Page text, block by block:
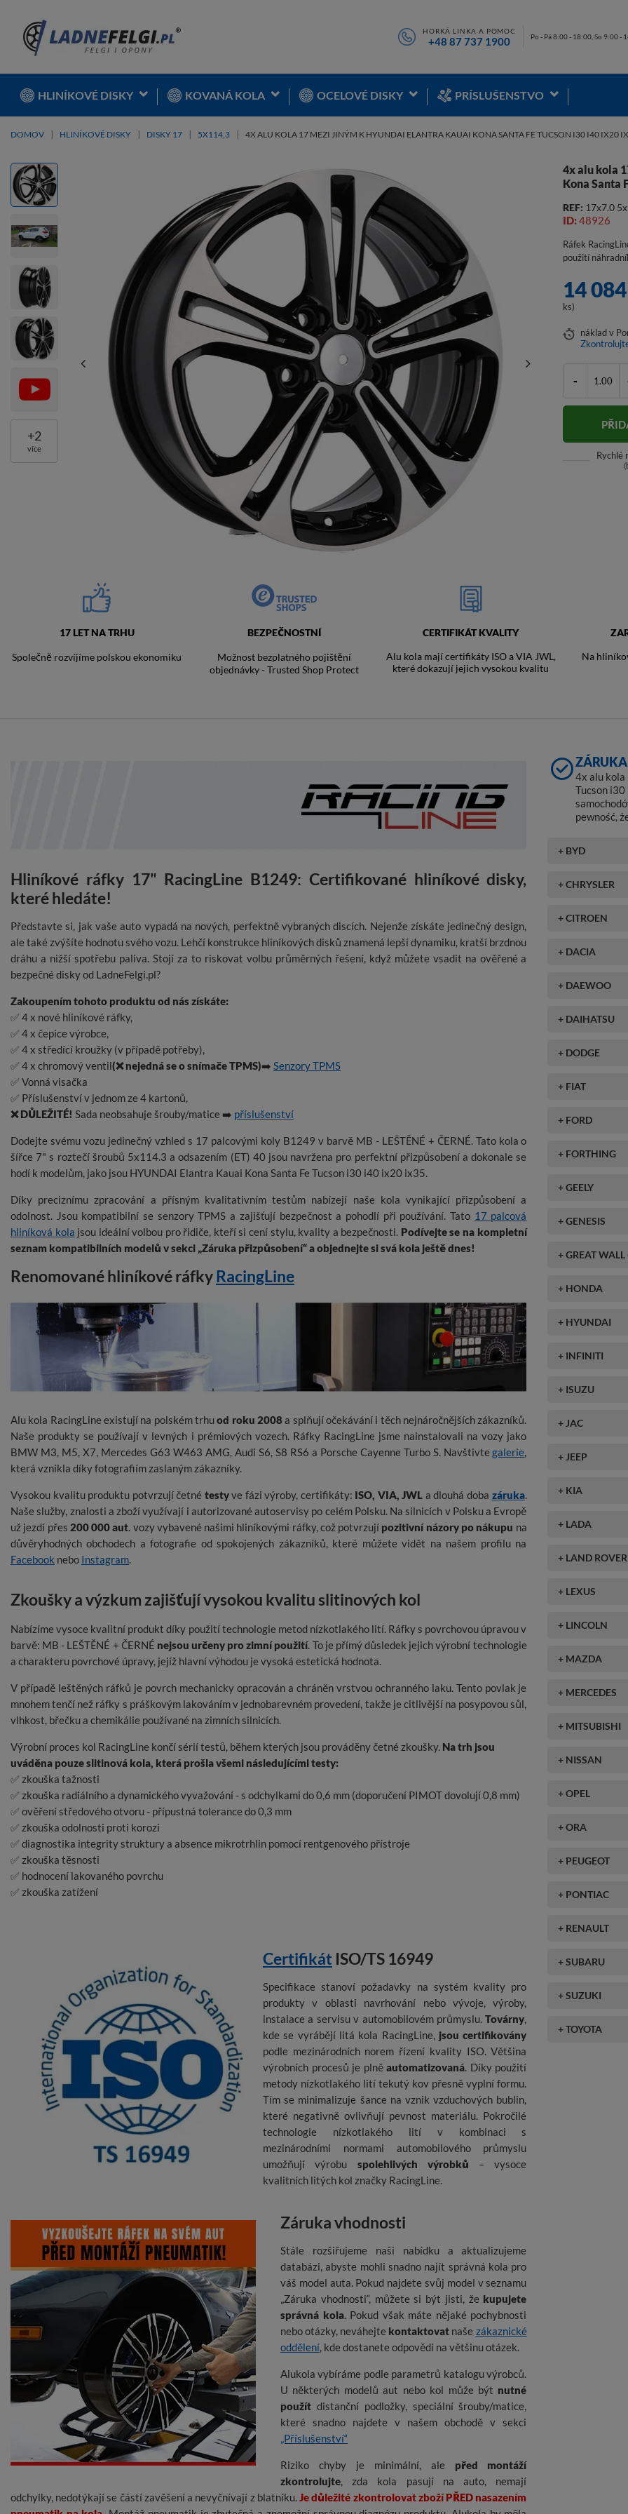
HORKÁ LINKA A POMOC
+48 87 737 1900 Po - Pá 8:00 - 18:00, So 9:00 -
HLINÍKOVÉ DISKY KOVANÁ KOLA OCELOVÉ DISKY PRÍSLUŠENSTVO
DOMOV HLINÍKOVÉ DISKY DISKY 17 5X114,3 4X ALU KOLA 17 MEZI JINÝM K HYUNDAI ELANTRA KAUAI KONA SANTA FE TUCSON I30 I40 IX20
4x alu kola
Kona Santa
REF: 17x7.0
ID:48926
Ráfek
použití
+2
více
14
ks)
nákladv
-
Rychlé
17 LET NA TRHU
Společně rozvíjíme polskou ekonomiku
BEZPEČNOSTNÍ
Možnost bezplatného pojištění
objednávky - Trusted Shop Protect
CERTIFIKÁT KVALITY
Alu kola mají certifikáty ISO a VIA JWL,
které dokazují jejich vysokou kvalitu
Na
Hliníkové ráfky 17" RacingLine B1249: Certifikované hliníkové disky,
které hledáte!
Představte si, jak vaše auto vypadá na nových, perfektně vybraných discích. Nejenže získáte jedinečný design,
ale také zvýšíte hodnotu svého vozu. Lehčí konstrukce hliníkových disků znamená lepší dynamiku, kratší brzdnou
dráhu a nižší spotřebu paliva. Stojí za to riskovat volbu průměrných řešení, když můžete vsadit na ověřené a
bezpečné disky od LadneFelgi.pl?
Zakoupením tohoto produktu od nás získáte:
✅ 4 x nové hliníkové ráfky,
✅ 4 x čepice výrobce,
✅ 4 x středící kroužky (v případě potřeby),
✅ 4 x chromový ventil(❌ nejedná se o snímače TPMS)➡️ Senzory TPMS
✅ Vonná visačka
✅ Příslušenství v jednom ze 4 kartonů,
❌ DŮLEŽITÉ! Sada neobsahuje šrouby/matice ➡️ příslušenství
Dodejte svému vozu jedinečný vzhled s 17 palcovými koly B1249 v barvě MB - LEŠTĚNÉ + ČERNÉ. Tato kola o
šířce 7" s roztečí šroubů 5x114.3 a odsazením (ET) 40 jsou navržena pro perfektní přizpůsobení a dokonale se
hodí k modelům, jako jsou HYUNDAI Elantra Kauai Kona Santa Fe Tucson i30 i40 ix20 ix35.
Díky preciznímu zpracování a přísným kvalitativním testům nabízejí naše kola vynikající přizpůsobení a
odolnost. Jsou kompatibilní se senzory TPMS a zajišťují bezpečnost a pohodlí při používání. Tato 17 palcová
hliníková kola jsou ideální volbou pro řidiče, kteří si cení stylu, kvality a bezpečnosti. Podívejte se na kompletní
seznam kompatibilních modelů v sekci „Záruka přizpůsobení“ a objednejte si svá kola ještě dnes!
Renomované hliníkové ráfkyRacingLine
Alu kola RacingLine existují na polském trhuod roku 2008 a splňují očekávání i těch nejnáročnějších zákazníků.
Naše produkty se používají v levných i prémiových vozech. Ráfky RacingLine jsme nainstalovali na vozy jako
BMW M3, M5, X7, Mercedes G63 W463 AMG, Audi S6, S8 RS6 a Porsche Cayenne Turbo S. Navštivtegalerie,
která vznikla díky fotografiím zaslaným zákazníky.
Vysokou kvalitu produktu potvrzují četné testyve fázi výroby, certifikáty: ISO, VIA, JWL a dlouhá doba záruka.
Naše služby, znalosti a zboží využívají i autorizované autoservisy po celém Polsku. Na silnicích v Polsku a Evropě
už jezdí přes 200 000 aut. vozy vybavené našimi hliníkovými ráfky, což potvrzují pozitivní názory po nákupu na
důvěryhodných obchodech a fotografie od spokojených zákazníků, které můžete vidět na našem profilu na
Facebook nebo Instagram.
Zkoušky a výzkum zajišťují vysokou kvalitu slitinových kol
Nabízíme vysoce kvalitní produkt díky použití technologie metod nízkotlakého lití. Ráfky s povrchovou úpravou v
barvě: MB - LEŠTĚNÉ + ČERNÉ nejsou určeny pro zimní použití. To je přímý důsledek jejich výrobní technologie
a charakteru povrchové úpravy, jejíž hlavní výhodou je vysoká estetická hodnota.
V případě leštěných ráfků je povrch mechanicky opracován a chráněn vrstvou ochranného laku. Tento povlak je
mnohem tenčí než ráfky s práškovým lakováním v jednobarevném provedení, takže je citlivější na posypovou sůl,
vlhkost, břečku a chemikálie používané na zimních silnicích.
Výrobní proces kol RacingLine končí sérií testů, během kterých jsou prováděny četné zkoušky. Na trh jsou
uváděna pouze slitinová kola, která prošla všemi následujícími testy:
✅ zkouška tažnosti
✅ zkouška radiálního a dynamického vyvažování - s odchylkami do 0,6 mm (doporučení PIMOT dovolují 0,8 mm)
✅ ověření středového otvoru - přípustná tolerance do 0,3 mm
✅ zkouška odolnosti proti korozi
✅ diagnostika integrity struktury a absence mikrotrhlin pomocí rentgenového přístroje
✅ zkouška těsnosti
✅ hodnocení lakovaného povrchu
✅ zkouška zatížení
Certifikát ISO/TS 16949
Specifikace stanoví požadavky na systém kvality pro
produkty v oblasti navrhování nebo vývoje, výroby,
instalace a servisu v automobilovém průmyslu.Továrny,
kde se vyrábějí litá kola RacingLine, jsou certifikovány
podle mezinárodních norem řízení kvality ISO. Většina
výrobních procesů je plněautomatizovaná. Díky použití
metody nízkotlakého lití tekutý kov přesně vyplní formu.
Tím se minimalizuje šance na vznik vzduchových bublin,
které negativně ovlivňují pevnost materiálu. Pokročilé
technologie nízkotlakého lití v kombinaci s
mezinárodními normami automobilového průmyslu
umožňují výrobu spolehlivých výrobků – vysoce
kvalitních litých kol značky RacingLine.
Záruka vhodnosti
Stále rozšiřujeme naši nabídku a aktualizujeme
databázi, abyste mohli snadno najít správná kola pro
váš model auta. Pokud najdete svůj model v seznamu
„Záruka vhodnosti“, můžete si být jisti, že kupujete
správná kola. Pokud však máte nějaké pochybnosti
nebo otázky, neváhejte kontaktovat naše zákaznické
oddělení, kde dostanete odpovědi na většinu otázek.
Alukola vybíráme podle parametrů katalogu výrobců.
U některých modelů aut nebo kol může být nutné
použít distanční podložky, speciální šrouby/matice,
které snadno najdete v našem obchodě v sekci
„Příslušenství“
Riziko chyby je minimální, ale před montáží
zkontrolujte, zda kola pasují na auto, nemají
odchylky, nedotýkají se částí zavěšení a nevyčnívají z blatníku.Je důležité zkontrolovat zboží PŘED nasazením
4x alu kola
Tucson
pewność,
+ BYD
+ CHRYSLER
+ CITROEN
+ DACIA
+ DAEWOO
+ DAIHATSU
+ DODGE
+ FIAT
+ FORD
+ FORTHING
+ GEELY
+ GENESIS
+ GREAT
+ HONDA
+ HYUNDAI
+ INFINITI
+ ISUZU
+ JAC
+ JEEP
+ KIA
+ LADA
+ LAND ROVER
+ LEXUS
+ LINCOLN
+ MAZDA
+ MERCEDES
+ MITSUBISHI
+ NISSAN
+ OPEL
+ ORA
+ PEUGEOT
+ PONTIAC
+ RENAULT
+ SUBARU
+ SUZUKI
+ TOYOTA